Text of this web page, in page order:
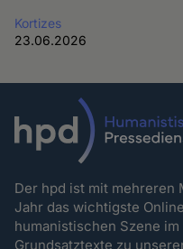
Kortizes
23.06.2026
Der hpd ist mit mehreren
Jahr das wichtigste
humanistischen Szene
Grundsatztexte zu